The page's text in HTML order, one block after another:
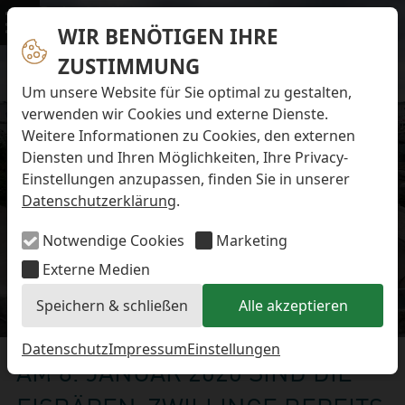
WIR BENÖTIGEN IHRE
ZUSTIMMUNG
Um unsere Website für Sie optimal zu gestalten,
verwenden wir Cookies und externe Dienste.
Weitere Informationen zu Cookies, den externen
Diensten und Ihren Möglichkeiten, Ihre Privacy-
Einstellungen anzupassen, finden Sie in unserer
Datenschutzerklärung.
Notwendige Cookies
Marketing
Externe Medien
Speichern & schließen
Alle akzeptieren
DatenschutzImpressumEinstellungen
Menü
Navigation überspringen
Preise & Infos
Öffnungs- und Fütterungszeiten
Eintrittspreise
Aktuelles
Alle Meldungen
Eisbären-Nachwuchs Anna & Elsa
Eisbären-Nachwuchs Lale & Lili
FAQ zum Tod des Schimpansen-Jungtiers
Newsletter
Bildungsletter
Barrierefreier Zoo
Hausordnung
Arbeiten im Zoo
Ausbildung zur Zootierpflegerin/zum Zootierpfleger
Freiwilliges ökologisches Jahr (FÖJ)
Mitarbeiter:in (w/m/d) auf Minijob-Basis
Patenschaften
Förderverein
Eisbären-Nachwuchs
AM 8. JANUAR 2020 SIND DIE